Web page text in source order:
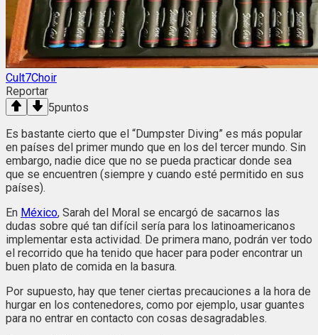
Cult7Choir
Reportar
5puntos
Es bastante cierto que el “Dumpster Diving” es más popular
en países del primer mundo que en los del tercer mundo. Sin
embargo, nadie dice que no se pueda practicar donde sea
que se encuentren (siempre y cuando esté permitido en sus
países).
En México, Sarah del Moral se encargó de sacarnos las
dudas sobre qué tan difícil sería para los latinoamericanos
implementar esta actividad. De primera mano, podrán ver todo
el recorrido que ha tenido que hacer para poder encontrar un
buen plato de comida en la basura.
Por supuesto, hay que tener ciertas precauciones a la hora de
hurgar en los contenedores, como por ejemplo, usar guantes
para no entrar en contacto con cosas desagradables.